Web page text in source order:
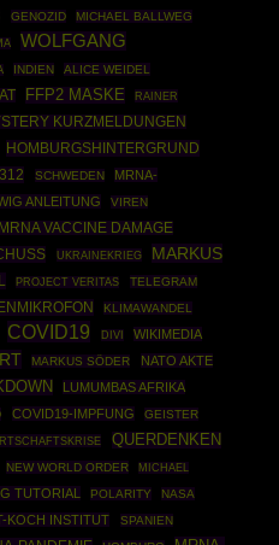
GENOZID
MICHAEL BALLWEG
WOLFGANG
INDIEN ALICE WEIDEL
FFP2 MASKE
RAINER
KURZMELDUNGEN
HOMBURGSHINTERGRUND
SCHWEDEN
MRNA-
ANLEITUNG VIREN
MRNA VACCINE DAMAGE
UKRAINEKRIEG
MARKUS
PROJECT VERITAS
TELEGRAM
KLIMAWANDEL
COVID19 DIVI WIKIMEDIA
MARKUS SÖDER NATO AKTE
LUMUMBAS AFRIKA
COVID19-IMPFUNG
GEISTER
QUERDENKEN
NEW WORLD ORDER MICHAEL
TUTORIAL POLARITY NASA
KOCH INSTITUT SPANIEN